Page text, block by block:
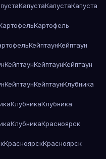
КапустаКапустаКапуста
Картофель
КейптаунКейптаун
КейптаунКейптаунКейптаун
КейптаунКейптаунКлубника
КлубникаКлубника
КлубникаКрасноярск
КрасноярскКрасноярск